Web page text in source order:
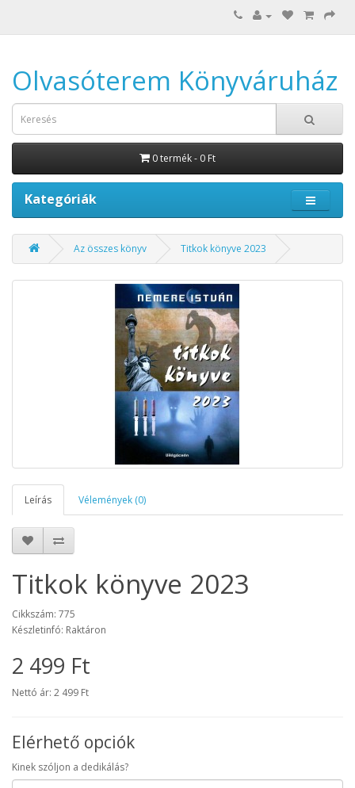
Olvasóterem Könyváruház
0 termék - 0 Ft
Kategóriák
Az összes könyv Titkok könyve 2023
Leírás Vélemények (0)
Titkok könyve 2023
Cikkszám: 775
Készletinfó: Raktáron
2 499 Ft
Nettó ár: 2 499 Ft
Elérhető opciók
Kinek szóljon a dedikálás?